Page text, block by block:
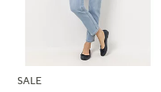
SALE